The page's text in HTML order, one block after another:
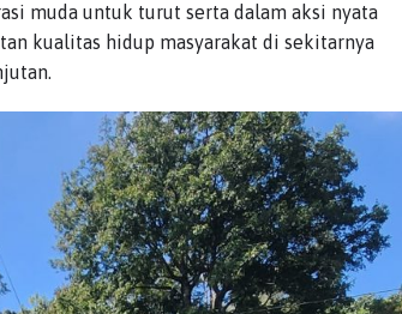
muda untuk turut serta dalam aksi nyata
kualitas hidup masyarakat di sekitarnya